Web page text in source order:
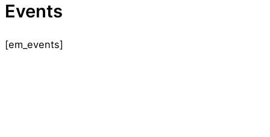
Events
[em_events]